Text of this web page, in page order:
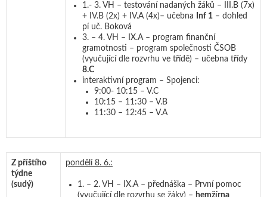
1.- 3. VH – testování nadaných žáků – III.B (7x)
+ IV.B (2x) + IV.A (4x)– učebna
Inf 1 – dohled
pí uč. Boková
3. – 4. VH – IX.A – program finanční
gramotnosti – program společnosti ČSOB
(vyučující dle rozvrhu ve třídě) – učebna třídy
8.C
interaktivní program – Spojenci:
9:00- 10:15 – V.C
10:15 – 11:30 – V.B
11:30 – 12:45 – V.A
Z příštího
týdne
(sudý)
pondělí 8. 6.:
1. – 2. VH – IX.A – přednáška – První pomoc
(vyučující dle rozvrhu se žáky) – hemžírna